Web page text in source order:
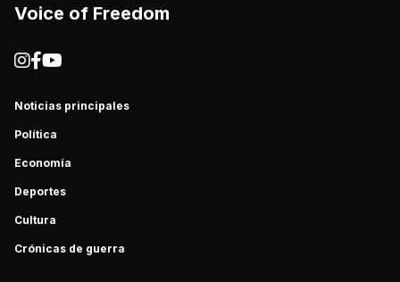
Voice of Freedom
Noticias principales
Política
Economía
Deportes
Cultura
Crónicas de guerra